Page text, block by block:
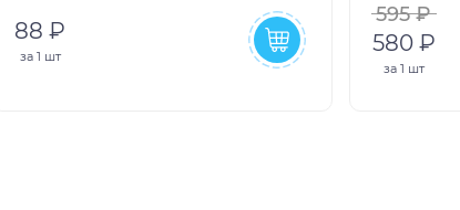
88 ₽
за 1 шт
595 ₽
580 ₽
за 1 шт